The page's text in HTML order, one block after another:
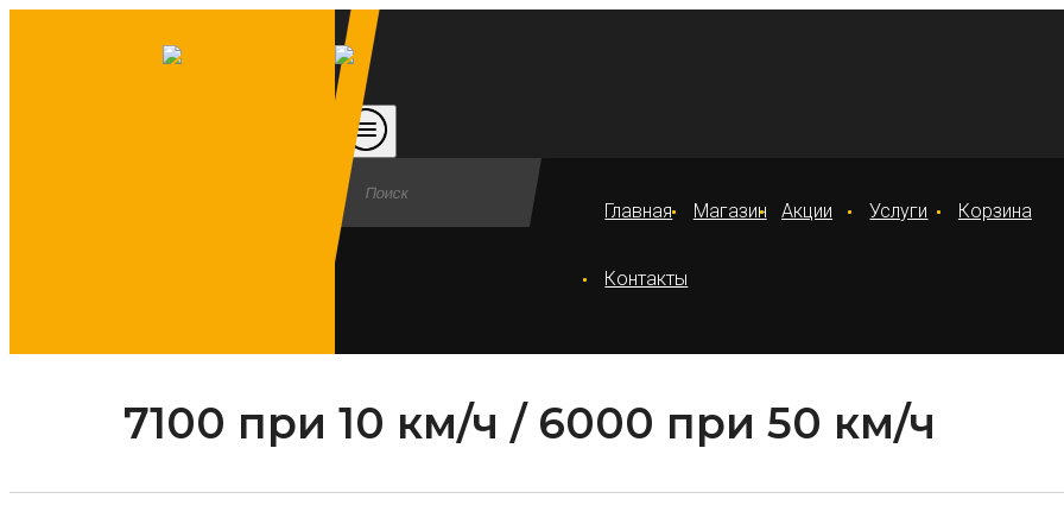
Главная Магазин Акции Услуги Корзина
Контакты
7100 при 10 км/ч / 6000 при 50 км/ч